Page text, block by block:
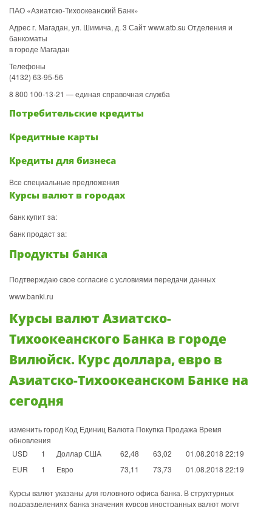
ПАО «Азиатско-Тихоокеанский Банк»
Адрес г. Магадан, ул. Шимича, д. 3 Сайт www.atb.su Отделения и
банкоматы
в городе Магадан
Телефоны
(4132) 63-95-56
8 800 100-13-21 — единая справочная служба
Потребительские кредиты
Кредитные карты
Кредиты для бизнеса
Все специальные предложения
Курсы валют в городах
банк купит за:
банк продаст за:
Продукты банка
Подтверждаю свое согласие с условиями передачи данных
www.banki.ru
Курсы валют Азиатско-
Тихоокеанского Банка в городе
Вилюйск. Курс доллара, евро в
Азиатско-Тихоокеанском Банке на
сегодня
изменить город Код Единиц Валюта Покупка Продажа Время
обновления
USD
1 Доллар США 62,48 63,02
01.08.2018 22:19
EUR
1 Евро 73,11 73,73 01.08.2018 22:19
Курсы валют указаны для головного офиса банка. В структурных
подразделениях банка значения курсов иностранных валют могут